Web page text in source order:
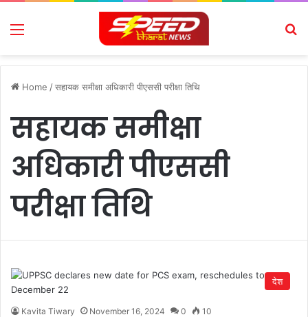
Menu
Home /सहायक समीक्षा अधिकारी पीएससी परीक्षा तिथि
सहायक समीक्षा
अधिकारी पीएससी
परीक्षा तिथि
देश
Kavita Tiwary November 16, 2024 0 10